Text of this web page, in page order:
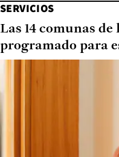
SERVICIOS
Las 14 comunas
programado para